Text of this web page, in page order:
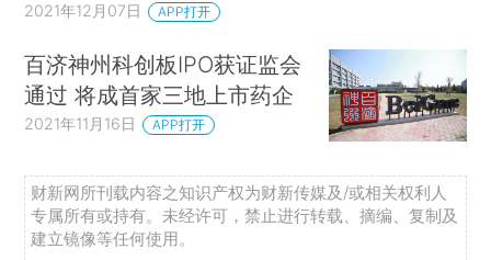
2021年12月07日 APP打开
百济神州科创板IPO获证监会
通过 将成首家三地上市药企
2021年11月16日 APP打开
财新网所刊载内容之知识产权为财新传媒及/或相关权利人
专属所有或持有。未经许可，禁止进行转载、摘编、复制及
建立镜像等任何使用。